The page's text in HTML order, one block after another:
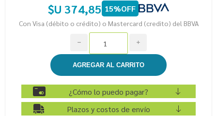
$U 374,85 15%OFF
Con Visa (débito o crédito) o Mastercard (credito) del BBVA
i
h
¿Cómo lo puedo pagar?
Plazos y costos de envío